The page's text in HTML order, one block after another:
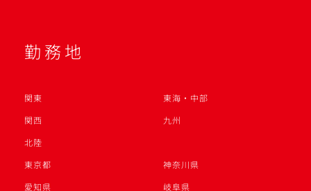
勤務地
関東
東海・中部
関西
九州
北陸
東京都
神奈川県
愛知県
岐阜県